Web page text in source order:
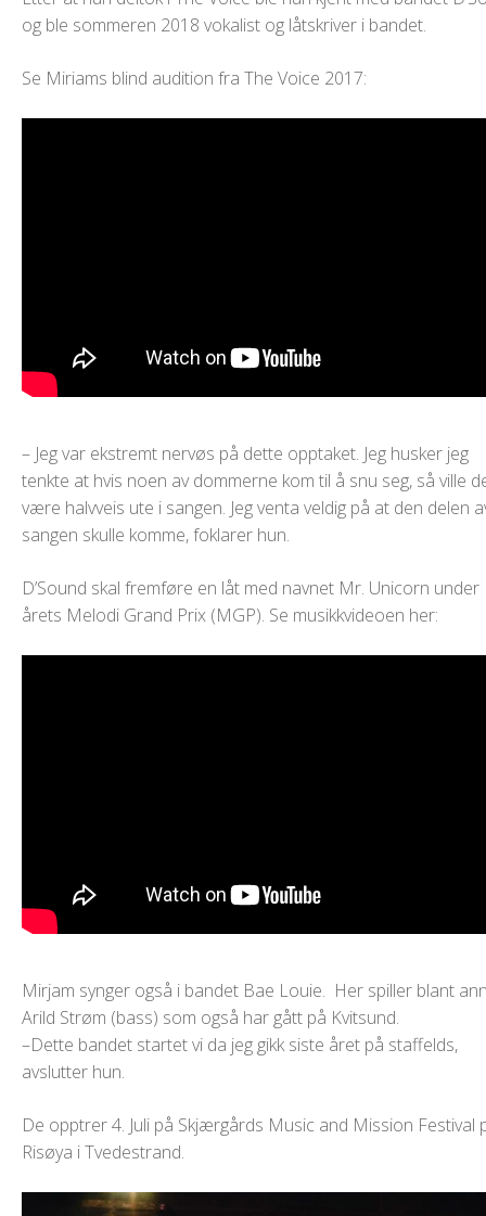
og ble sommeren 2018 vokalist og låtskriver i bandet.
Se Miriams blind audition fra The Voice 2017:
– Jeg var ekstremt nervøs på dette opptaket. Jeg husker jeg
tenkte at hvis noen av dommerne kom til å snu seg, så ville
være halvveis ute i sangen. Jeg venta veldig på at den delen
sangen skulle komme, foklarer hun.
D’Sound skal fremføre en låt med navnet Mr. Unicorn under
årets Melodi Grand Prix (MGP). Se musikkvideoen her:
Mirjam synger også i bandet Bae Louie. Her spiller blant
Arild Strøm (bass) som også har gått på Kvitsund.
–Dette bandet startet vi da jeg gikk siste året på staffelds,
avslutter hun.
De opptrer 4. Juli på Skjærgårds Music and Mission Festival
Risøya i Tvedestrand.